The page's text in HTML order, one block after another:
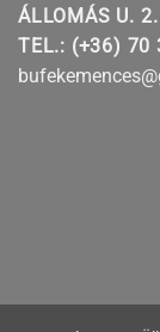
ÁLLOMÁS U. 2.
TEL.: (+36) 70